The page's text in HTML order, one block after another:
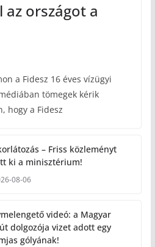
országot a
a Fidesz 16 éves vízügyi
tömegek kérik
hogy a Fidesz
– Friss közleményt
ki a minisztérium!
08-06
videó: a Magyar
dolgozója vizet adott egy
gólyának!